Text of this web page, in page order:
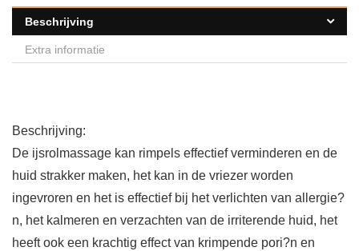
Beschrijving
Extra informatie
Beschrijving:
De ijsrolmassage kan rimpels effectief verminderen en de
huid strakker maken, het kan in de vriezer worden
ingevroren en het is effectief bij het verlichten van allergie?
n, het kalmeren en verzachten van de irriterende huid, het
heeft ook een krachtig effect van krimpende pori?n en